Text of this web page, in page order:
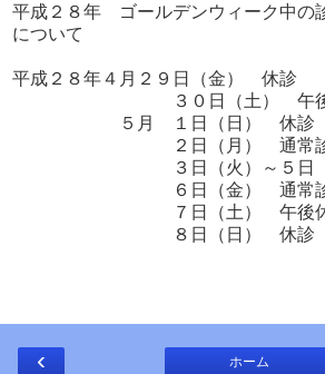
平成２８年 ゴールデンウィーク中の
について
平成２８年４月２９日（金） 休診
３０日（土） 午後
５月 １日（日） 休診
２日（月） 通常診
３日（火）～５日（木
６日（金） 通常診
７日（土） 午後休
８日（日） 休診
‹ ホーム